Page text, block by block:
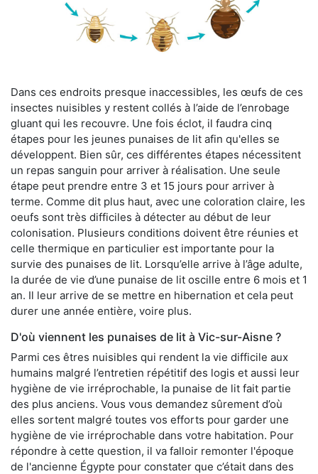
Dans ces endroits presque inaccessibles, les œufs de ces
insectes nuisibles y restent collés à l’aide de l’enrobage
gluant qui les recouvre. Une fois éclot, il faudra cinq
étapes pour les jeunes punaises de lit afin qu'elles se
développent. Bien sûr, ces différentes étapes nécessitent
un repas sanguin pour arriver à réalisation. Une seule
étape peut prendre entre 3 et 15 jours pour arriver à
terme. Comme dit plus haut, avec une coloration claire, les
oeufs sont très difficiles à détecter au début de leur
colonisation. Plusieurs conditions doivent être réunies et
celle thermique en particulier est importante pour la
survie des punaises de lit. Lorsqu’elle arrive à l’âge adulte,
la durée de vie d’une punaise de lit oscille entre 6 mois et 1
an. Il leur arrive de se mettre en hibernation et cela peut
durer une année entière, voire plus.
D'où viennent les punaises de lit à Vic-sur-Aisne ?
Parmi ces êtres nuisibles qui rendent la vie difficile aux
humains malgré l’entretien répétitif des logis et aussi leur
hygiène de vie irréprochable, la punaise de lit fait partie
des plus anciens. Vous vous demandez sûrement d’où
elles sortent malgré toutes vos efforts pour garder une
hygiène de vie irréprochable dans votre habitation. Pour
répondre à cette question, il va falloir remonter l'époque
de l'ancienne Égypte pour constater que c’était dans des